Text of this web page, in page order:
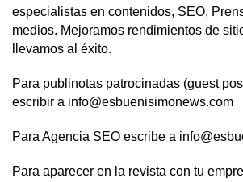
especialistas en contenidos, SEO,
medios. Mejoramos rendimientos de
llevamos al éxito.
Para publinotas patrocinadas (guest
escribir a info@esbuenisimonews.com
Para Agencia SEO escribe a
Para aparecer en la revista con tu